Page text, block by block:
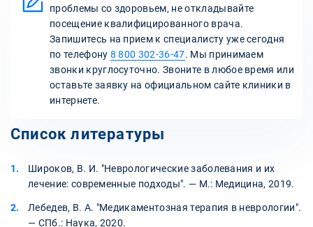
проблемы со здоровьем, не откладывайте
посещение квалифицированного врача.
Запишитесь на прием к специалисту уже сегодня
по телефону 8 800 302-36-47. Мы принимаем
звонки круглосуточно. Звоните в любое время или
оставьте заявку на официальном сайте клиники в
интернете.
Список литературы
Широков, В. И. "Неврологические заболевания и их
лечение: современные подходы". — М.: Медицина, 2019.
Лебедев, В. А. "Медикаментозная терапия в неврологии".
— СПб.: Наука, 2020.